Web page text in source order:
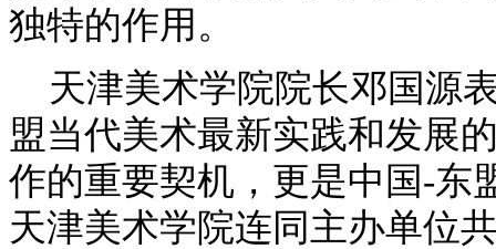
独特的作用。
天津美术学院院长邓国源
盟当代美术最新实践和发展
作的重要契机，更是中国-东
天津美术学院连同主办单位